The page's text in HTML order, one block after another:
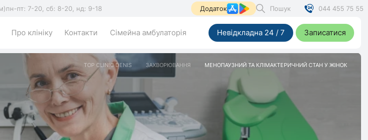
пн-пт: 7-20, сб: 8-20, нд: 9-18 Додаток Пошук 044 455 75 55
Про клініку Контакти Сімейна амбулаторія Невідкладна 24 / 7 Записатися
TOP CLINIC DENIS ЗАХВОРЮВАННЯ МЕНОПАУЗНИЙ ТА КЛІМАКТЕРИЧНИЙ СТАН У ЖІНОК